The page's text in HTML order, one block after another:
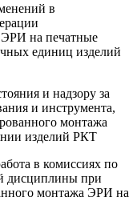
в
ЭРИ на печатные
единиц изделий
и надзору за
и инструмента,
монтажа
изделий РКТ
в комиссиях по
дисциплины при
монтажа ЭРИ на